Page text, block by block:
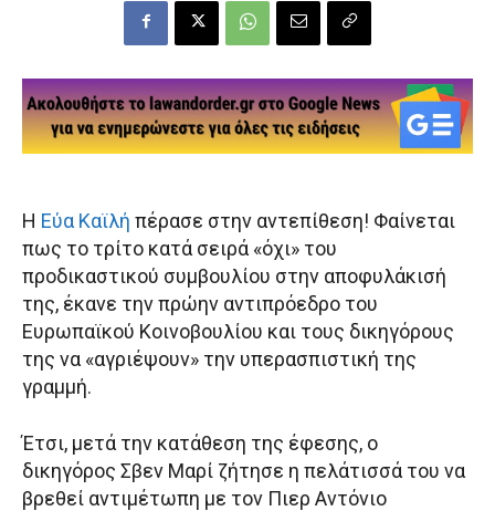
Η Εύα Καϊλή πέρασε στην αντεπίθεση! Φαίνεται
πως το τρίτο κατά σειρά «όχι» του
προδικαστικού συμβουλίου στην αποφυλάκισή
της, έκανε την πρώην αντιπρόεδρο του
Ευρωπαϊκού Κοινοβουλίου και τους δικηγόρους
της να «αγριέψουν» την υπερασπιστική της
γραμμή.
Έτσι, μετά την κατάθεση της έφεσης, ο
δικηγόρος Σβεν Μαρί ζήτησε η πελάτισσά του να
βρεθεί αντιμέτωπη με τον Πιερ Αντόνιο